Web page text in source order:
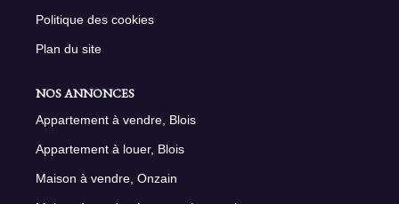
Politique des cookies
Plan du site
NOS ANNONCES
Appartement à vendre, Blois
Appartement à louer, Blois
Maison à vendre, Onzain